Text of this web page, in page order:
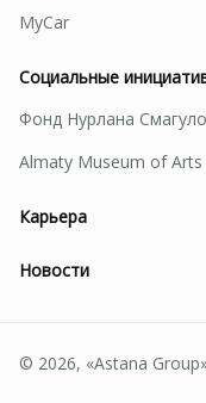
MyCar
Социальные
Фонд Нурлана
Almaty Museum of Arts
Карьера
Новости
© 2026, «Astana